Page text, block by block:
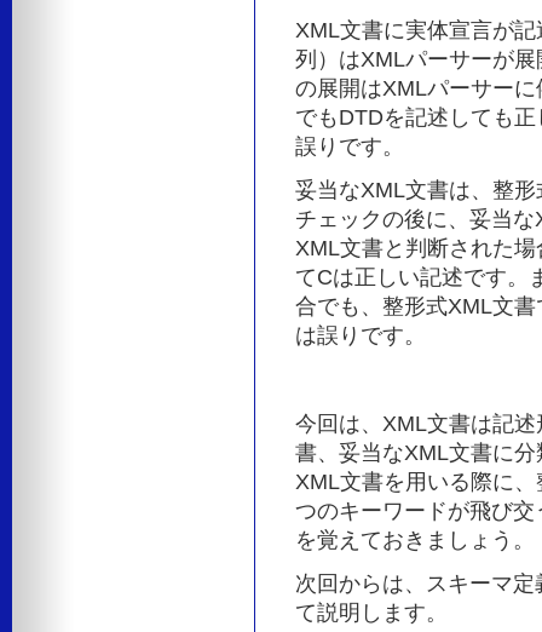
XML文書に実体宣言が
列）はXMLパーサーが
の展開はXMLパーサー
でもDTDを記述しても
誤りです。
妥当なXML文書は、整
チェックの後に、妥当
XML文書と判断された
てCは正しい記述です。
合でも、整形式XML文
は誤りです。
今回は、XML文書は記
書、妥当なXML文書に
XML文書を用いる際に
つのキーワードが飛び
を覚えておきましょう。
次回からは、スキーマ
て説明します。